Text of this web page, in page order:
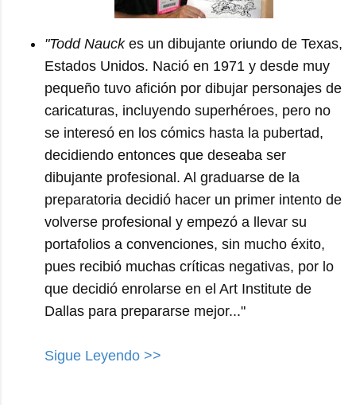
"Todd Nauckes un dibujante oriundo de Texas,
Estados Unidos. Nació en 1971 y desde muy
pequeño tuvo afición por dibujar personajes de
caricaturas, incluyendo superhéroes, pero no
se interesó en los cómics hasta la pubertad,
decidiendo entonces que deseaba ser
dibujante profesional. Al graduarse de la
preparatoria decidió hacer un primer intento de
volverse profesional y empezó a llevar su
portafolios a convenciones, sin mucho éxito,
pues recibió muchas críticas negativas, por lo
que decidió enrolarse en el Art Institute de
Dallas para prepararse mejor..."
Sigue Leyendo >>